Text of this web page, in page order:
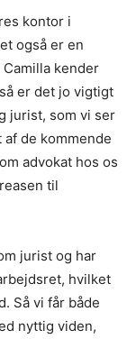
kontor i
også er en
kender
er det jo vigtigt
jurist, som vi ser
de kommende
advokat hos os
til
jurist og har
hvilket
Så vi får både
nyttig viden,